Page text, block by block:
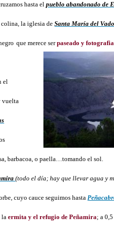
hasta elpueblo abandonado de
colina, la iglesia deSanta María del Vado
que merece serpaseado y
el
vuelta
barbacoa, o paella…tomando el sol.
(todo el día; hay que llevar agua y
cuyo cauce seguimos hasta
laermita y el refugio de Peñamira; a